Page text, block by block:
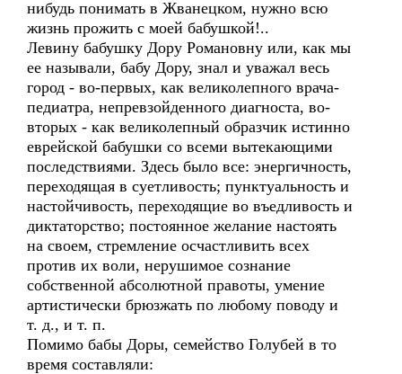
нибудь понимать в Жванецком, нужно всю
жизнь прожить с моей бабушкой!..
Левину бабушку Дору Романовну или, как мы
ее называли, бабу Дору, знал и уважал весь
город - во-первых, как великолепного врача-
педиатра, непревзойденного диагноста, во-
вторых - как великолепный образчик истинно
еврейской бабушки со всеми вытекающими
последствиями. Здесь было все: энергичность,
переходящая в суетливость; пунктуальность и
настойчивость, переходящие во въедливость и
диктаторство; постоянное желание настоять
на своем, стремление осчастливить всех
против их воли, нерушимое сознание
собственной абсолютной правоты, умение
артистически брюзжать по любому поводу и
т. д., и т. п.
Помимо бабы Доры, семейство Голубей в то
время составляли: